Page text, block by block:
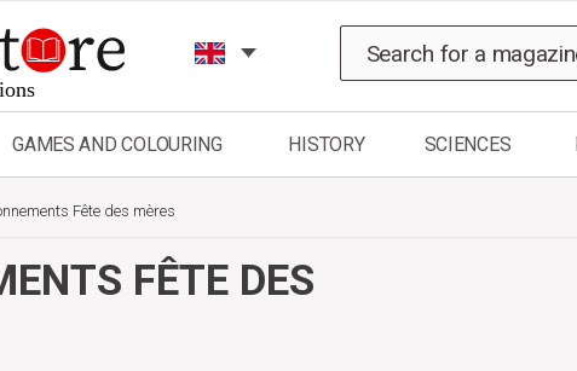
GAMES AND COLOURING HISTORY SCIENCES
Fête des mères
FÊTE DES